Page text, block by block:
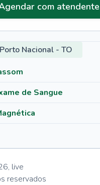
com atendente
Nacional - TO
de Sangue
, live
reservados